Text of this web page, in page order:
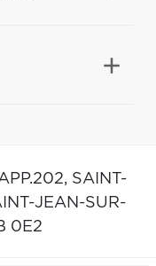
SAINT-
JEAN-SUR-
0E2